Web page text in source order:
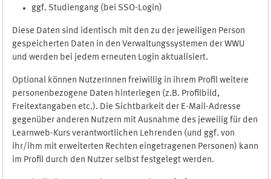
ggf. Studiengang (bei SSO-Login)
Diese Daten sind identisch mit den zu der jeweiligen Person
gespeicherten Daten in den Verwaltungssystemen der WWU
und werden bei jedem erneuten Login aktualisiert.
Optional können NutzerInnen freiwillig in ihrem Profil weitere
personenbezogene Daten hinterlegen (z.B. Profilbild,
Freitextangaben etc.). Die Sichtbarkeit der E-Mail-Adresse
gegenüber anderen Nutzern mit Ausnahme des jeweilig für den
Learnweb-Kurs verantwortlichen Lehrenden (und ggf. von
ihr/ihm mit erweiterten Rechten eingetragenen Personen) kann
im Profil durch den Nutzer selbst festgelegt werden.